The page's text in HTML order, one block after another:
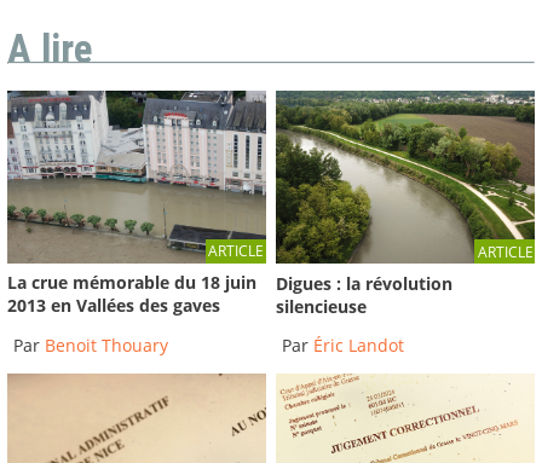
A lire
ARTICLE
La crue mémorable du 18 juin
2013 en Vallées des gaves
Par Benoit Thouary
ARTICLE
Digues : la révolution
silencieuse
Par Éric Landot